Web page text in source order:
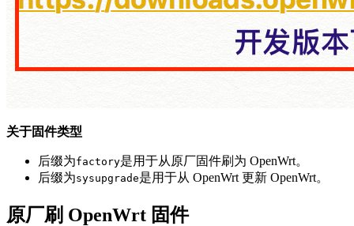
关于固件类型
后缀为factory是用于从原厂固件刷为 OpenWrt。
后缀为sysupgrade是用于从 OpenWrt 更新 OpenWrt。
原厂刷 OpenWrt 固件